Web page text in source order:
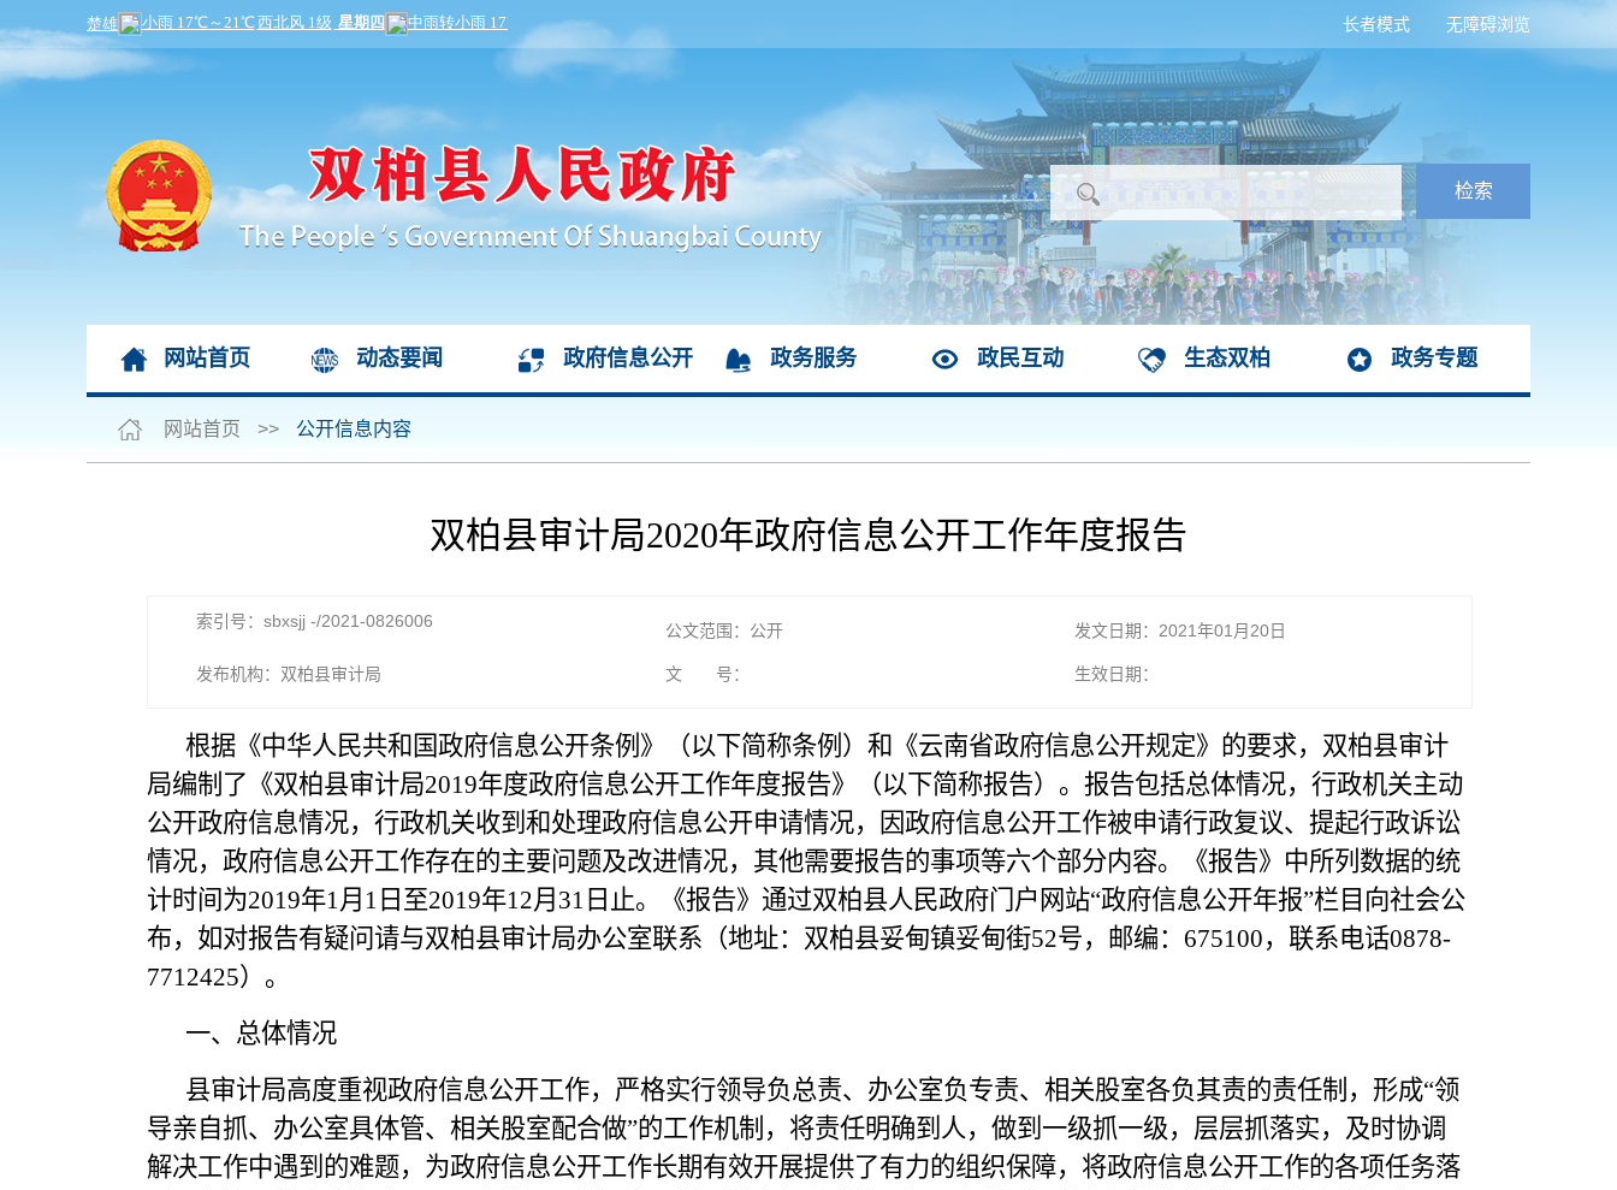
无障碍浏览
长者模式
网站首页 动态要闻 政府信息公开 政务服务 政民互动 生态双柏 政务专题
网站首页 >> 公开信息内容
双柏县审计局2020年政府信息公开工作年度报告
索引号：sbxsjj -/2021-0826006 公文范围：公开 发文日期：2021年01月20日
发布机构：双柏县审计局 文 号： 生效日期：
根据《中华人民共和国政府信息公开条例》（以下简称条例）和《云南省政府信息公开规定》的要求，双柏县审计
局编制了《双柏县审计局2019年度政府信息公开工作年度报告》（以下简称报告）。报告包括总体情况，行政机关主动
公开政府信息情况，行政机关收到和处理政府信息公开申请情况，因政府信息公开工作被申请行政复议、提起行政诉讼
情况，政府信息公开工作存在的主要问题及改进情况，其他需要报告的事项等六个部分内容。《报告》中所列数据的统
计时间为2019年1月1日至2019年12月31日止。《报告》通过双柏县人民政府门户网站“政府信息公开年报”栏目向社会公
布，如对报告有疑问请与双柏县审计局办公室联系（地址：双柏县妥甸镇妥甸街52号，邮编：675100，联系电话0878-
7712425）。
一、总体情况
县审计局高度重视政府信息公开工作，严格实行领导负总责、办公室负专责、相关股室各负其责的责任制，形成“领
导亲自抓、办公室具体管、相关股室配合做”的工作机制，将责任明确到人，做到一级抓一级，层层抓落实，及时协调
解决工作中遇到的难题，为政府信息公开工作长期有效开展提供了有力的组织保障，将政府信息公开工作的各项任务落